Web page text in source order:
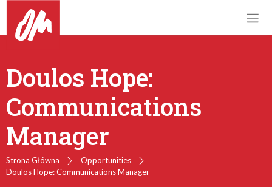
Doulos Hope:
Communications
Manager
Strona Główna
Opportunities
Doulos Hope: Communications Manager